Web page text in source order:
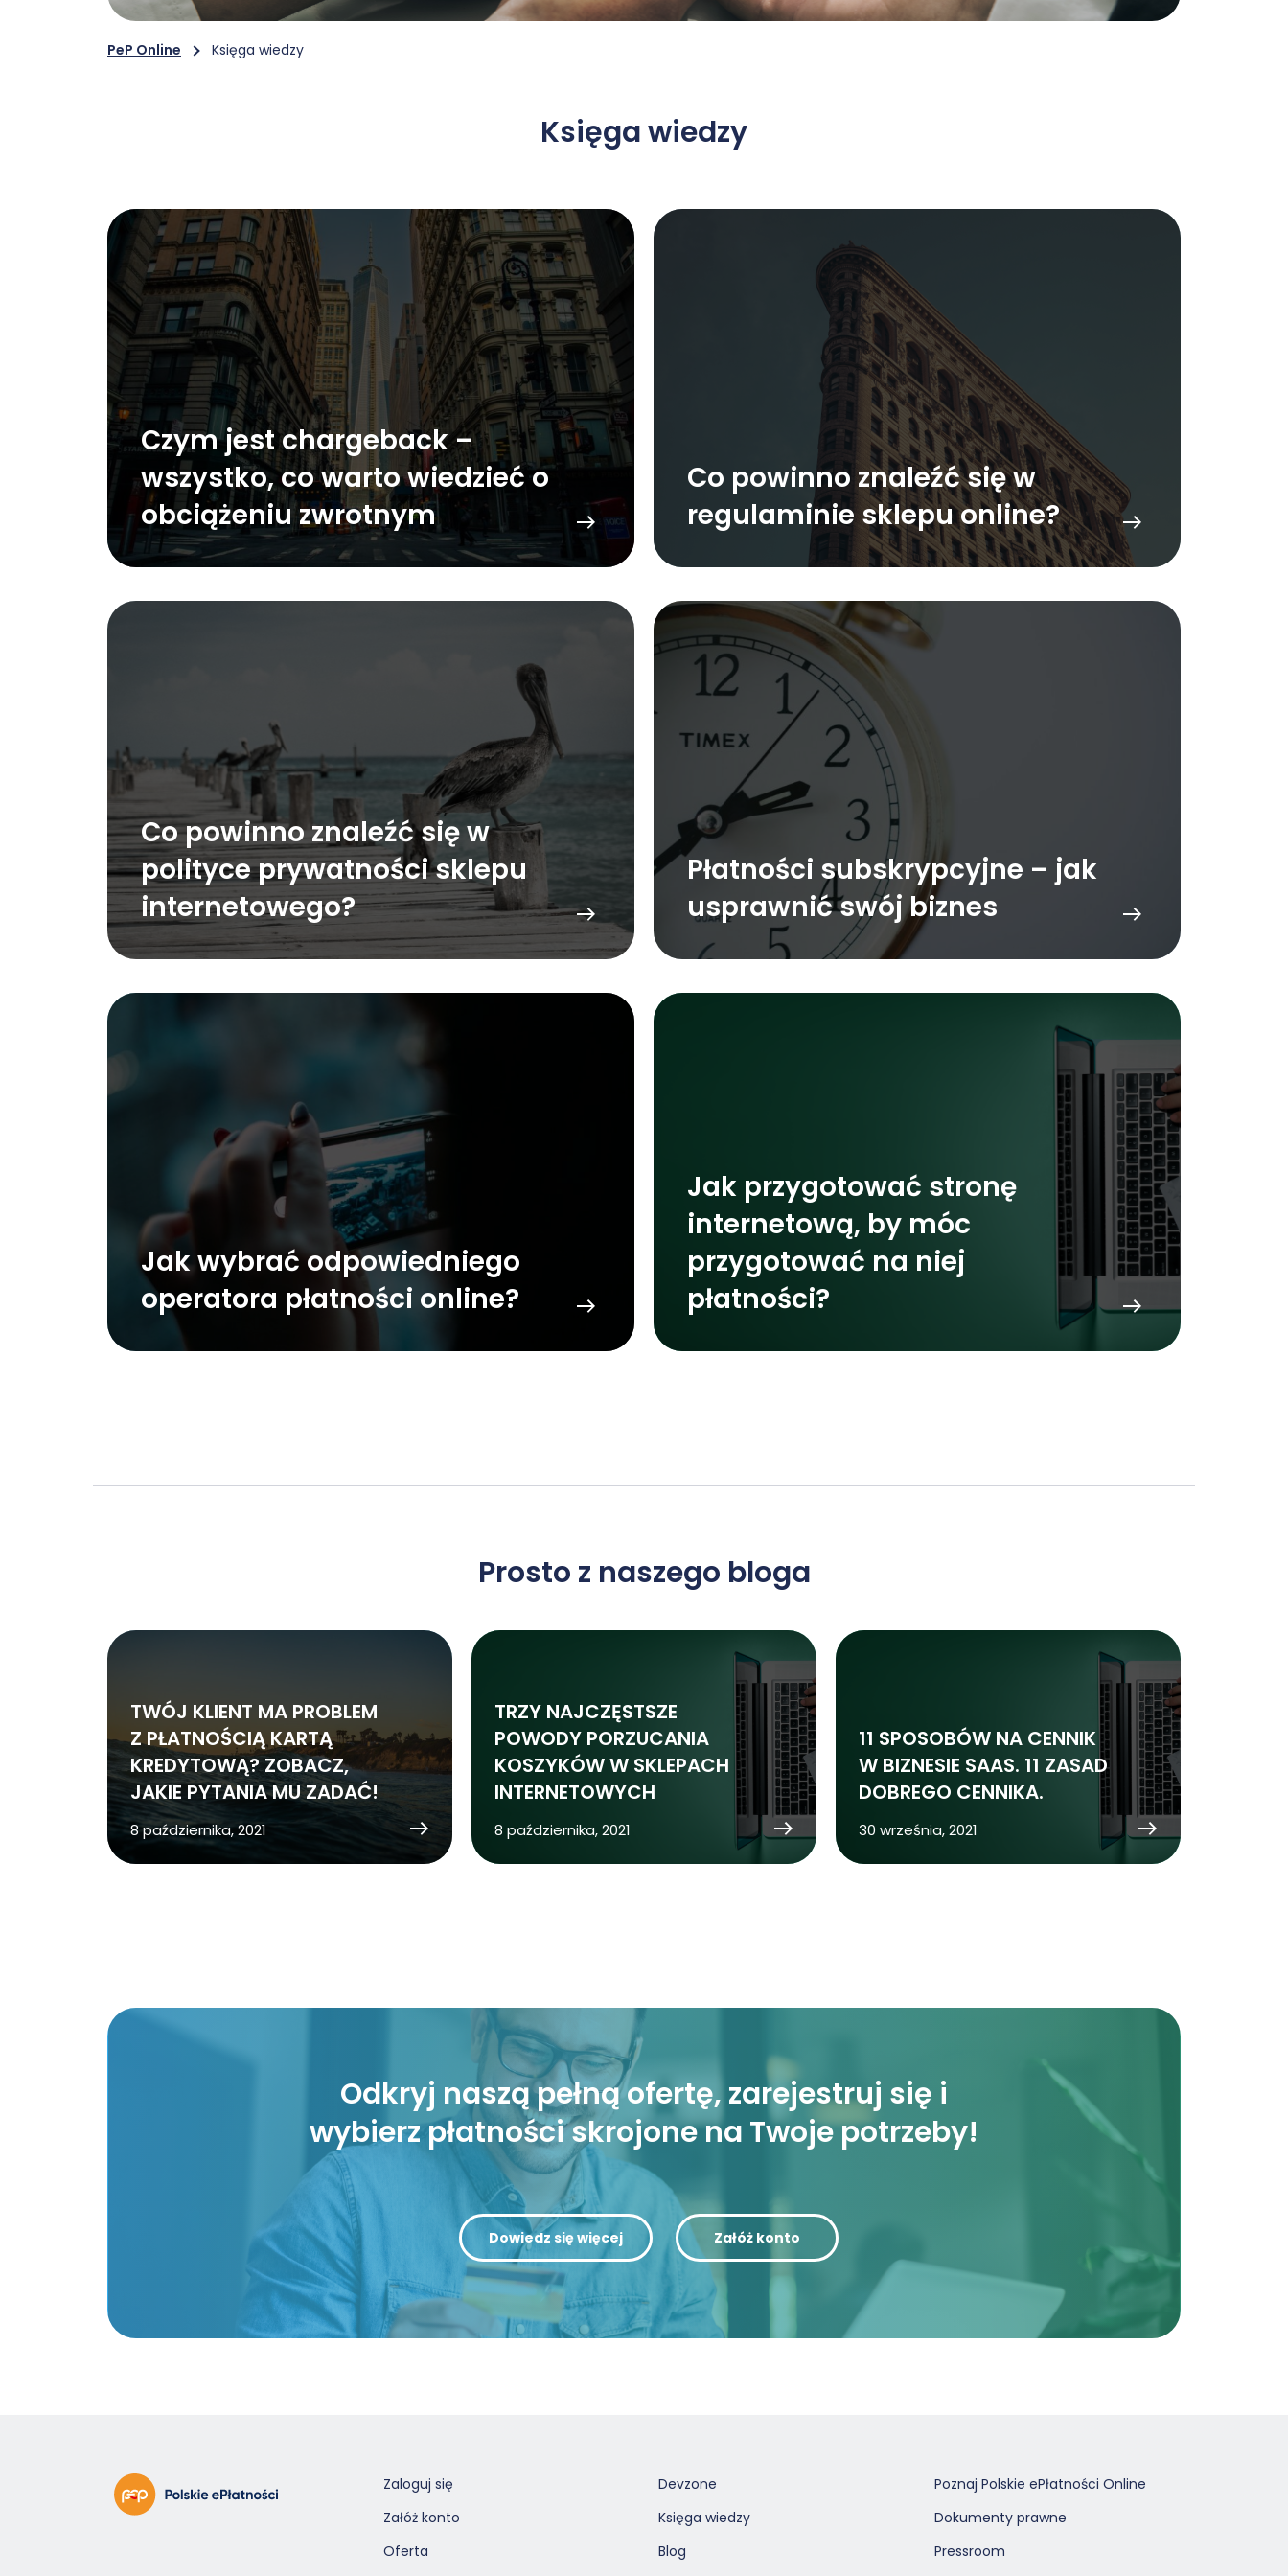
PeP Online Księga wiedzy
Księga wiedzy
Czym jest chargeback –
wszystko, co warto wiedzieć o
obciążeniu zwrotnym
Co powinno znaleźć się w
regulaminie sklepu online?
Co powinno znaleźć się w
polityce prywatności sklepu
internetowego?
Płatności subskrypcyjne – jak
usprawnić swój biznes
Jak wybrać odpowiedniego
operatora płatności online?
Jak przygotować stronę
internetową, by móc
przygotować na niej
płatności?
Prosto z naszego bloga
TWÓJ KLIENT MA PROBLEM
Z PŁATNOŚCIĄ KARTĄ
KREDYTOWĄ? ZOBACZ,
JAKIE PYTANIA MU ZADAĆ!
8 października, 2021
TRZY NAJCZĘSTSZE
POWODY PORZUCANIA
KOSZYKÓW W SKLEPACH
INTERNETOWYCH
8 października, 2021
11 SPOSOBÓW NA CENNIK
W BIZNESIE SAAS. 11 ZASAD
DOBREGO CENNIKA.
30 września, 2021
Odkryj naszą pełną ofertę, zarejestruj się i
wybierz płatności skrojone na Twoje potrzeby!
Dowiedz się więcej Załóż konto
Zaloguj się
Załóż konto
Oferta
Devzone
Księga wiedzy
Blog
Poznaj Polskie ePłatności Online
Dokumenty prawne
Pressroom